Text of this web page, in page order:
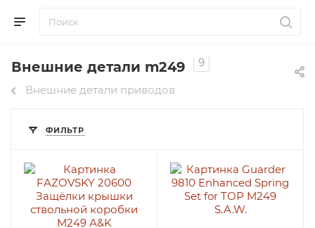
Внешние детали m249 9
Внешние детали приводов
ФИЛЬТР